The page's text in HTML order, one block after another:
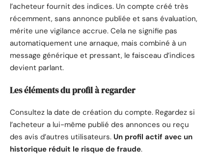
l’acheteur fournit des indices. Un compte créé très
récemment, sans annonce publiée et sans évaluation,
mérite une vigilance accrue. Cela ne signifie pas
automatiquement une arnaque, mais combiné à un
message générique et pressant, le faisceau d’indices
devient parlant.
Les éléments du profil à regarder
Consultez la date de création du compte. Regardez si
l’acheteur a lui-même publié des annonces ou reçu
des avis d’autres utilisateurs. Un profil actif avec un
historique réduit le risque de fraude.